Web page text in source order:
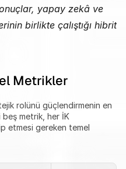
yapay zekâ ve
birlikte çalıştığı hibrit
Metrikler
rolünü güçlendirmenin en
beş metrik, her İK
etmesi gereken temel